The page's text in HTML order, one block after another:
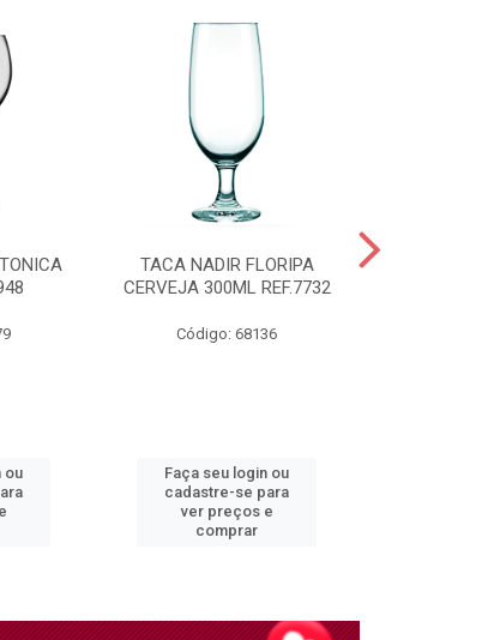
ou
TACA NADIR FLORIPA
CERVEJA 300ML REF.7732
Código: 68136
Faça seu login ou
cadastre-se para
ver preços e
comprar